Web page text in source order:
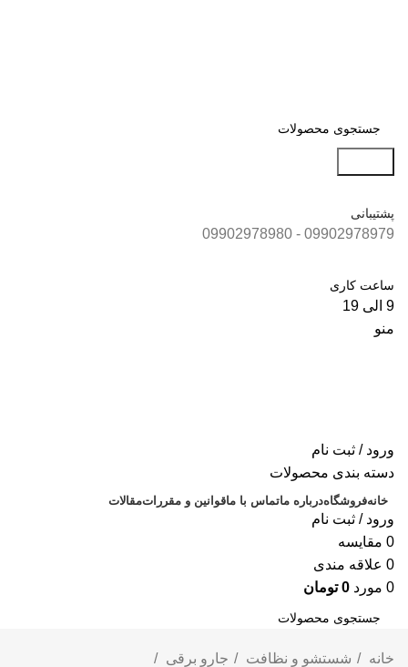
پشتیبانی
09902978979 - 09902978980
ساعت کاری
9 الی 19
منو
ورود / ثبت نام
دسته بندی محصولات
خانهفروشگاهدرباره ماتماس با ماقوانین و مقرراتمقالات
ورود / ثبت نام
0 مقايسه
0 علاقه مندی
0 مورد 0 تومان
جستجوخانه شستشو و نظافت
جارو برقی